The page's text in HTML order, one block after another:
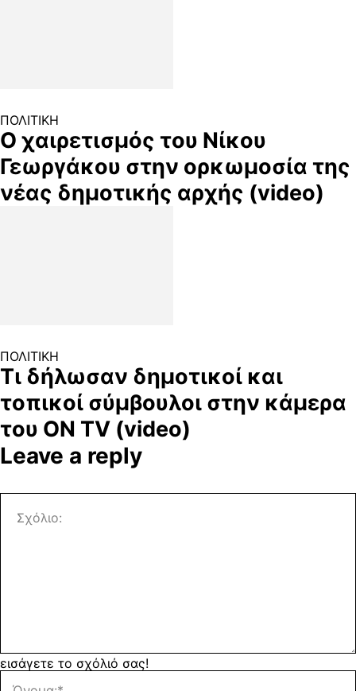
ΠΟΛΙΤΙΚΗ
Ο χαιρετισμός του Νίκου
Γεωργάκου στην ορκωμοσία της
νέας δημοτικής αρχής (video)
ΠΟΛΙΤΙΚΗ
Τι δήλωσαν δημοτικοί και
τοπικοί σύμβουλοι στην κάμερα
του ON TV (video)
Leave a reply
εισάγετε το σχόλιό σας!